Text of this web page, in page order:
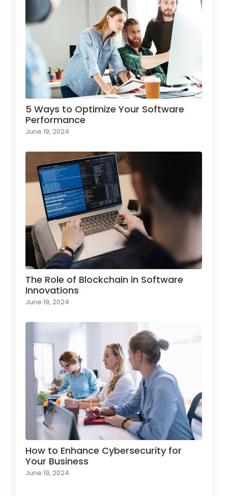
5 Ways to Optimize Your Software
Performance
June 19, 2024
The Role of Blockchain in Software
Innovations
June 19, 2024
How to Enhance Cybersecurity for
Your Business
June 19, 2024